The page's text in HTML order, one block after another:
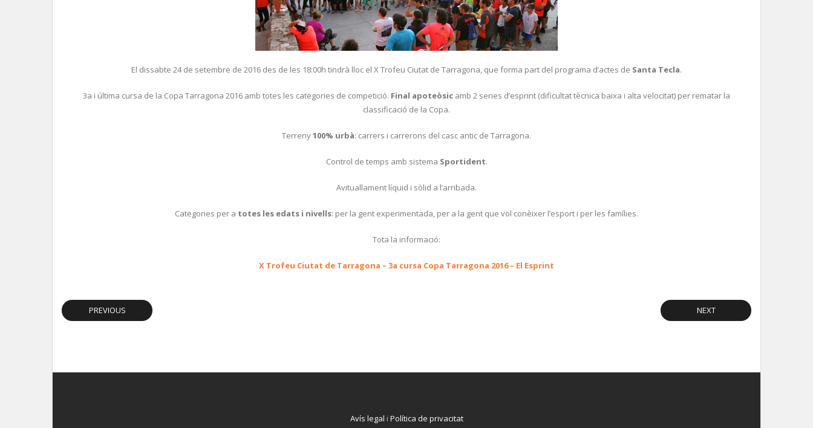
El dissabte 24 de setembre de 2016 des de les 18:00h tindrà lloc el X Trofeu Ciutat de Tarragona, que forma part del programa d’actes de Santa Tecla.
3a i última cursa de la Copa Tarragona 2016 amb totes les categories de competició. Final apoteòsic amb 2 series d’esprint (dificultat tècnica baixa i alta velocitat) per rematar la
classificació de la Copa.
Terreny100% urbà: carrers i carrerons del casc antic de Tarragona.
Control de temps amb sistema Sportident.
Avituallament líquid i sòlid a l’arribada.
Categories per a totes les edats i nivells: per la gent experimentada, per a la gent que vol conèixer l’esport i per les famílies.
Tota la informació:
X Trofeu Ciutat de Tarragona – 3a cursa Copa Tarragona 2016 – El Esprint
PREVIOUS NEXT
Avís legal i Política de privacitat